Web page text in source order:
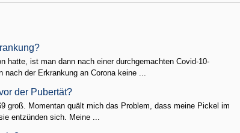
hatte, ist man dann nach einer durchgemachten Covid-10-
nach der Erkrankung an Corona keine ...
der Pubertät?
groß. Momentan quält mich das Problem, dass meine Pickel im
entzünden sich. Meine ...